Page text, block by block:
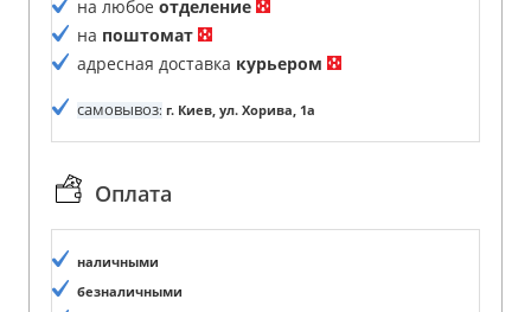
на любое отделение
на поштомат
адресная доставка курьером
самовывоз: г. Киев, ул. Хорива, 1а
Оплата
наличными
безналичными